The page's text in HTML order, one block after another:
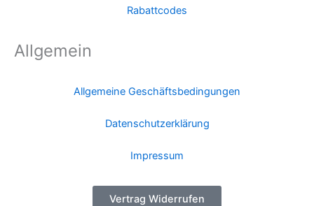
Rabattcodes
Allgemein
Allgemeine Geschäftsbedingungen
Datenschutzerklärung
Impressum
Vertrag Widerrufen